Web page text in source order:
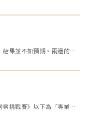
十年前，我因為一時衝動決定做雙眼皮手術，結果並不如預期。兩邊的效果不對稱，一邊提了眼肌，一邊沒有。當時醫生說割寬一點會比較好看，但十年過去了，腫脹雖然消了，可是眼皮開始下垂，又讓我動了重修的念頭。但每次想到重修的風險、可能的失敗，以及花費，我就遲遲不敢行動。尤其看到一些人分享重修失敗的經驗，真的讓人害怕。現在的我，既想改善，又擔心失敗後會更加自卑。我很好奇，有沒有其他人也曾經面臨過類似的困擾？是什麼讓你們猶豫不決？是風險、費用，還是其他原因？這樣的修改方式更為自然，邀請大家分享自己的經歷和想法，而不是直接要求他們回答特定的問題。這樣可以讓討論更為自由和友好。
🎊新年快樂🎊感謝大家熱情參與《醫美案例洞察挑戰賽》以下為「專業評論獎得獎名單」、「活躍參與獎得獎者」及 「推薦好友獲獎者」！獎項將於 02/10（一）前陸續發放，請得獎者耐心等待小編通知💌還沒加入醫美圈圈官方LINE的朋友，記得趕快加入哦💖「點我加入醫美圈圈官方LINE」📢未來我們將舉辦更多有趣的活動，請持續關注，和我們一起探索醫美新知，解鎖更多驚喜獎勵✨ 專業評論獎《7-11購物金50元》 第一週得獎者 第二週得獎者 第三週得獎者 第四週得獎者 五 Timmy Cai 仁者 秦先生 Alita patty Er Yu 昱慧 Jenny T 仁者 秦先生 Er Yu Er Yu Er Yu Jenny T 仁者 仁者 秦先生 Alita Alita 秦先生 fff 小玲 Benson fff Lynnn Iris H MK 五 Jenny T fff 軒軒 軒軒 Chaowei Lynnn Jenny T Lynnn Alita Kimiko 活躍參與獎得獎者《7-11購物金100元》 仁者 Er Yu 秦先生 Alita 小玲 Jenny T Lynnn fff 推薦好友得獎者 獲得獎勵 仁者 LINE Points 10 點數 軒軒 LINE Points 5 點數 Chaowei LINE Points 10 點數